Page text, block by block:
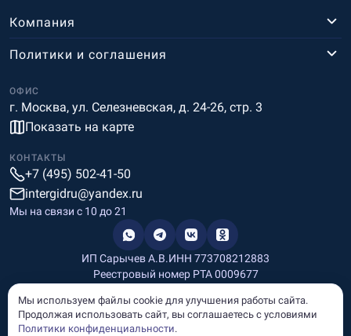
Компания
ОФИС
г. Москва, ул. Селезневская, д. 24-26, стр. 3
Показать на карте
Политики и соглашения
КОНТАКТЫ
+7 (495) 502-41-50
intergidru@yandex.ru
Мы на связи c 10 до 21
ИП Сарычев А.В.ИНН 773708212883
Реестровый номер РТА 0009677
Информация, размещённая на сайте, носит информационный
характер и не является рекламой и публичной офертой.
Мы используем файлы cookie для улучшения работы сайта.
Продолжая использовать сайт, вы соглашаетесь с условиями
Политики конфиденциальности.